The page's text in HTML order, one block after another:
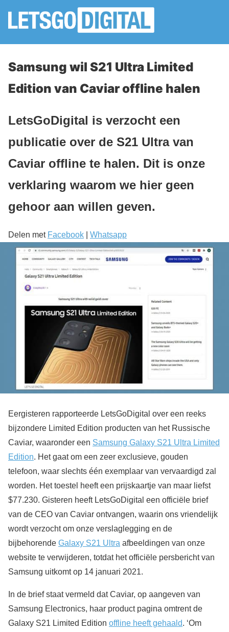
Samsung wil S21 Ultra Limited
Edition van Caviar offline halen
LetsGoDigital is verzocht een
publicatie over de S21 Ultra van
Caviar offline te halen. Dit is onze
verklaring waarom we hier geen
gehoor aan willen geven.
Delen met Facebook Whatsapp
Eergisteren rapporteerde LetsGoDigital over een reeks
bijzondere Limited Edition producten van het Russische
Caviar, waaronder een Samsung Galaxy S21 Ultra Limited
Edition. Het gaat om een zeer exclusieve, gouden
telefoon, waar slechts één exemplaar van vervaardigd zal
worden. Het toestel heeft een prijskaartje van maar liefst
$77.230. Gisteren heeft LetsGoDigital een officiële brief
van de CEO van Caviar ontvangen, waarin ons vriendelijk
wordt verzocht om onze verslaglegging en de
bijbehorende Galaxy S21 Ultra afbeeldingen van onze
website te verwijderen, totdat het officiële persbericht van
Samsung uitkomt op 14 januari 2021.
In de brief staat vermeld dat Caviar, op aangeven van
Samsung Electronics, haar product pagina omtrent de
Galaxy S21 Limited Edition offline heeft gehaald. ‘Om